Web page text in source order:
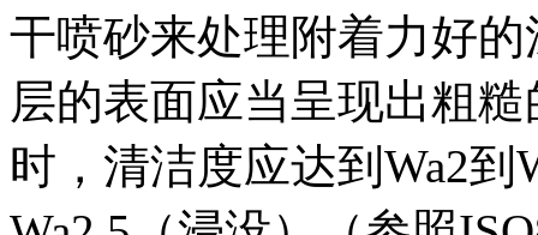
干喷砂来处理附着力好
层的表面应当呈现出粗
时，清洁度应达到Wa2到